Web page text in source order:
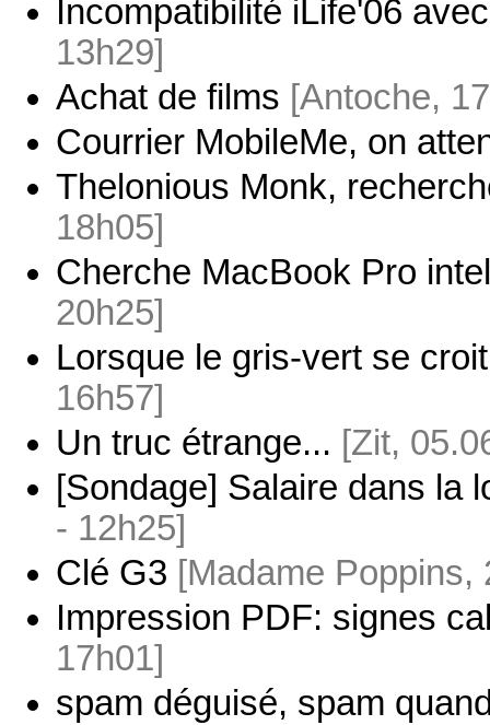
Incompatibilité iLife'06
13h29]
Achat de films [Antoche,
Courrier MobileMe, on
Thelonious Monk,
18h05]
Cherche MacBook Pro
20h25]
Lorsque le gris-vert se
16h57]
Un truc étrange... [Zit,
[Sondage] Salaire dans la
- 12h25]
Clé G3 [Madame Poppins,
Impression PDF: signes
17h01]
spam déguisé, spam